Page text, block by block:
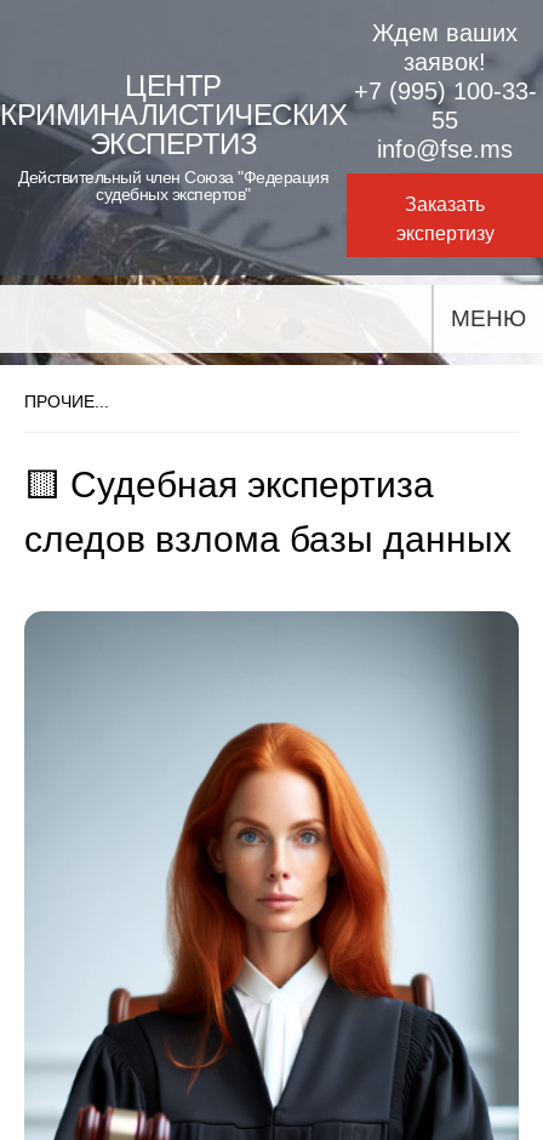
content
ЦЕНТР
КРИМИНАЛИСТИЧЕСКИХ
ЭКСПЕРТИЗ
Действительный член Союза "Федерация
судебных экспертов"
Ждем ваших
заявок!
+7 (995) 100-33-
55
info@fse.ms
Заказать
экспертизу
МЕНЮ
ПРОЧИЕ...
🟨 Судебная экспертиза
следов взлома базы данных